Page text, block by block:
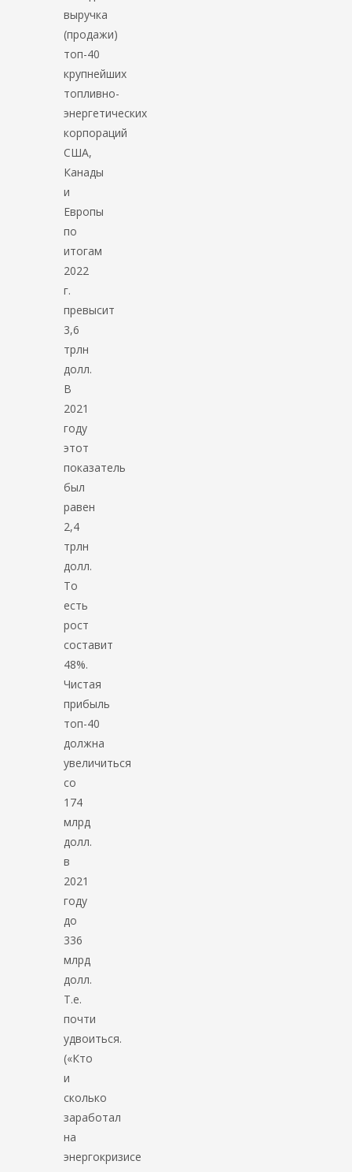
выручка
(продажи)
топ-40
крупнейших
топливно-
энергетических
корпораций
США,
Канады
и
Европы
по
итогам
2022
г.
превысит
3,6
трлн
долл.
В
2021
году
этот
показатель
был
равен
2,4
трлн
долл.
То
есть
рост
составит
48%.
Чистая
прибыль
топ-40
должна
увеличиться
со
174
млрд
долл.
в
2021
году
до
336
млрд
долл.
Т.е.
почти
удвоиться.
(«Кто
и
сколько
заработал
на
энергокризисе